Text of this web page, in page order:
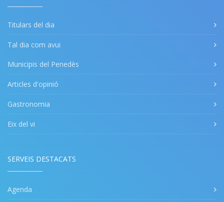
Titulars del dia
Tal dia com avui
Municipis del Penedès
Articles d'opinió
Gastronomia
Eix del vi
SERVEIS DESTACATS
Agenda